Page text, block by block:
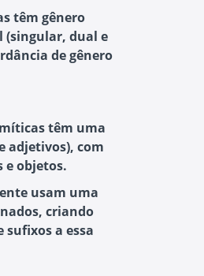
têm gênero
(singular, dual e
de gênero
têm uma
adjetivos), com
e objetos.
usam uma
criando
sufixos a essa